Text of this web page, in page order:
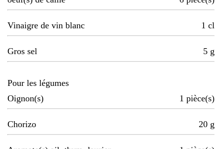
Vinaigre de vin blanc 1 cl
Gros sel 5 g
Pour les légumes
Oignon(s)
1 pièce(s)
Chorizo 20 g